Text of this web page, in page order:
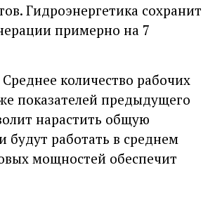
Гидроэнергетика сохранит
примерно на 7
количество рабочих
показателей предыдущего
нарастить общую
работать в среднем
мощностей обеспечит